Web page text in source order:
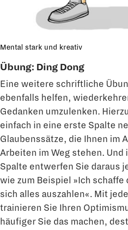
Mental stark und kreativ
Übung: Ding Dong
Eine weitere schriftliche
ebenfalls helfen,
Gedanken umzulenken.
einfach in eine erste Spalte
Glaubenssätze, die Ihnen im
Arbeiten im Weg stehen. Und
Spalte entwerfen Sie daraus
wie zum Beispiel »Ich schaffe
sich alles auszahlen«. Mit
trainieren Sie Ihren
häufiger Sie das machen,